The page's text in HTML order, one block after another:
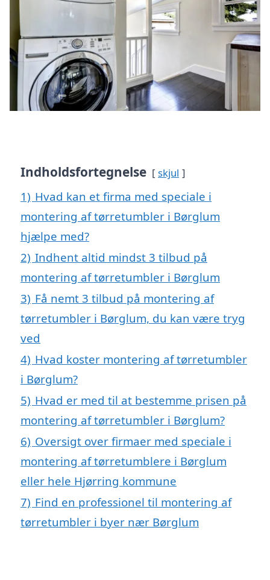
Indholdsfortegnelse skjul
1) Hvad kan et firma med speciale i
montering af tørretumbler i Børglum
hjælpe med?
2) Indhent altid mindst 3 tilbud på
montering af tørretumbler i Børglum
3) Få nemt 3 tilbud på montering af
tørretumbler i Børglum, du kan være tryg
ved
4) Hvad koster montering af tørretumbler
i Børglum?
5) Hvad er med til at bestemme prisen på
montering af tørretumbler i Børglum?
6) Oversigt over firmaer med speciale i
montering af tørretumblere i Børglum
eller hele Hjørring kommune
7) Find en professionel til montering af
tørretumbler i byer nær Børglum